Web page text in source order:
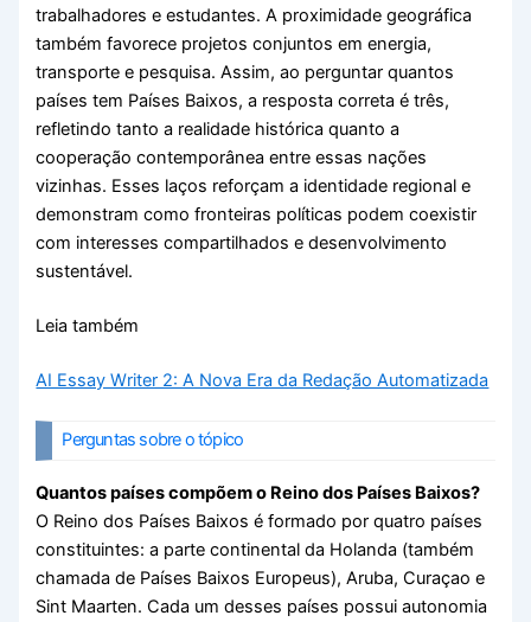
trabalhadores e estudantes. A proximidade geográfica
também favorece projetos conjuntos em energia,
transporte e pesquisa. Assim, ao perguntar quantos
países tem Países Baixos, a resposta correta é três,
refletindo tanto a realidade histórica quanto a
cooperação contemporânea entre essas nações
vizinhas. Esses laços reforçam a identidade regional e
demonstram como fronteiras políticas podem coexistir
com interesses compartilhados e desenvolvimento
sustentável.
Leia também
AI Essay Writer 2: A Nova Era da Redação Automatizada
Perguntas sobre o tópico
Quantos países compõem o Reino dos Países Baixos?
O Reino dos Países Baixos é formado por quatro países
constituintes: a parte continental da Holanda (também
chamada de Países Baixos Europeus), Aruba, Curaçao e
Sint Maarten. Cada um desses países possui autonomia